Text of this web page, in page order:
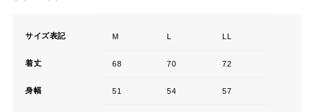
サイズ表記 M L LL
着丈 68 70 72
身幅 51 54 57